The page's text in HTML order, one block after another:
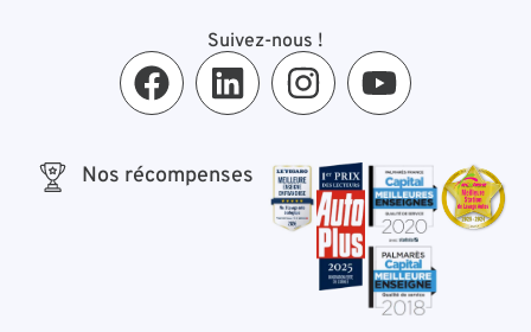
Suivez-nous !
Nos récompenses